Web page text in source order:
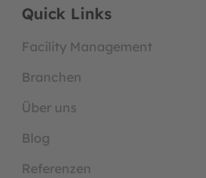
Quick Links
Facility Management
Branchen
Über uns
Blog
Referenzen